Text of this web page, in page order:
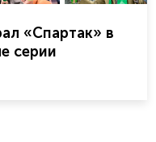
«Спартак» в
серии